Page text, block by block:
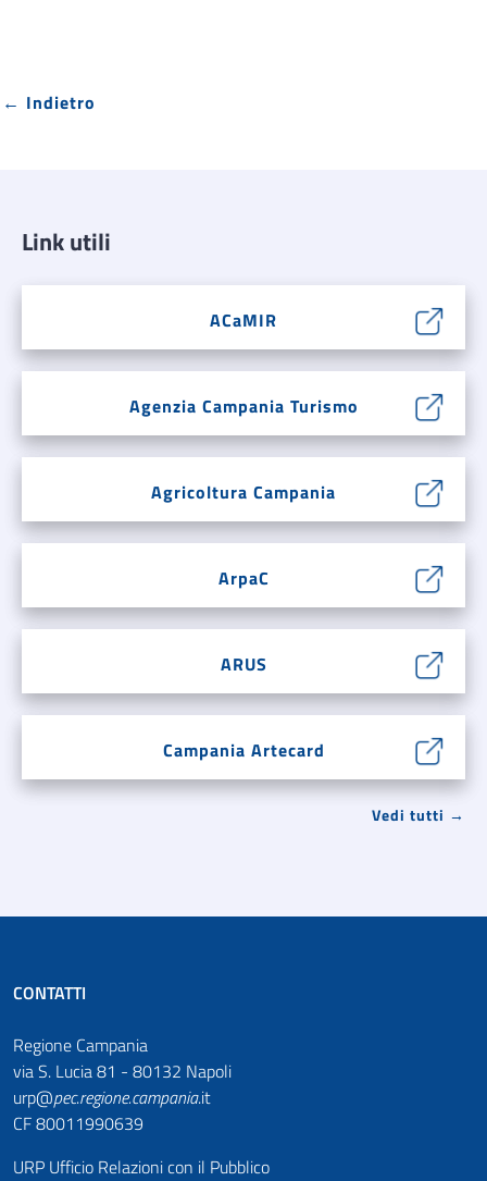
← Indietro
Link utili
ACaMIR
Agenzia Campania Turismo
Agricoltura Campania
ArpaC
ARUS
Campania Artecard
Vedi tutti →
CONTATTI
Regione Campania
via S. Lucia 81 - 80132 Napoli
urp@pec.regione.campania.it
CF 80011990639
URP Ufficio Relazioni con il Pubblico